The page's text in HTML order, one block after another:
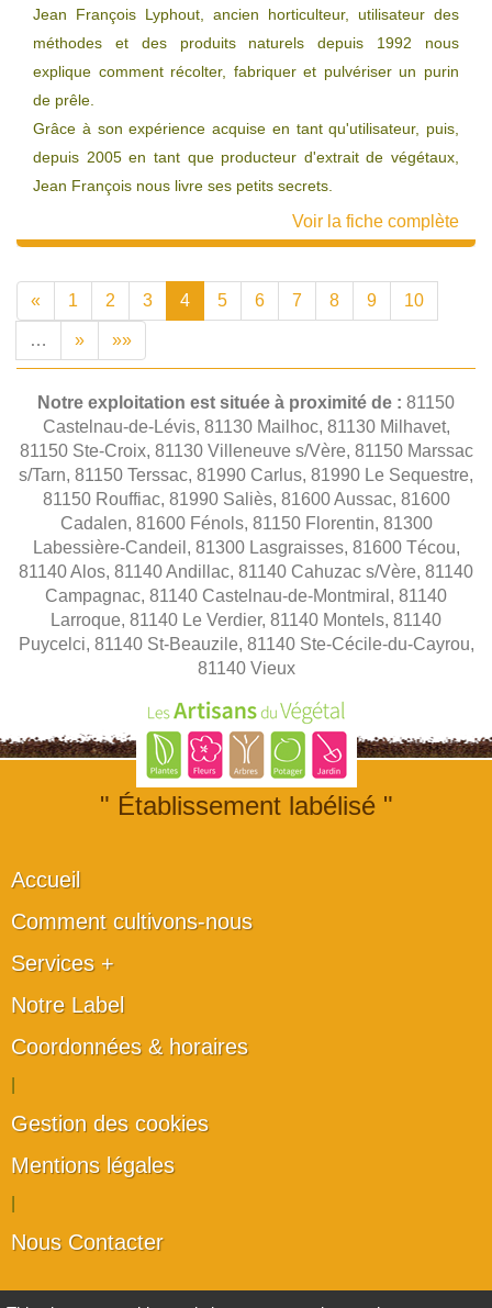
Jean François Lyphout, ancien horticulteur, utilisateur des
méthodes et des produits naturels depuis 1992 nous
explique comment récolter, fabriquer et pulvériser un purin
de prêle.
Grâce à son expérience acquise en tant qu'utilisateur, puis,
depuis 2005 en tant que producteur d'extrait de végétaux,
Jean François nous livre ses petits secrets.
Voir la fiche complète
« 1 2 3 4 5 6 7 8 9 10
… » »»
Notre exploitation est située à proximité de : 81150
Castelnau-de-Lévis, 81130 Mailhoc, 81130 Milhavet,
81150 Ste-Croix, 81130 Villeneuve s/Vère, 81150 Marssac
s/Tarn, 81150 Terssac, 81990 Carlus, 81990 Le Sequestre,
81150 Rouffiac, 81990 Saliès, 81600 Aussac, 81600
Cadalen, 81600 Fénols, 81150 Florentin, 81300
Labessière-Candeil, 81300 Lasgraisses, 81600 Técou,
81140 Alos, 81140 Andillac, 81140 Cahuzac s/Vère, 81140
Campagnac, 81140 Castelnau-de-Montmiral, 81140
Larroque, 81140 Le Verdier, 81140 Montels, 81140
Puycelci, 81140 St-Beauzile, 81140 Ste-Cécile-du-Cayrou,
81140 Vieux
" Établissement labélisé "
Accueil
Comment cultivons-nous
Services +
Notre Label
Coordonnées & horaires
Gestion des cookies
Mentions légales
Nous Contacter